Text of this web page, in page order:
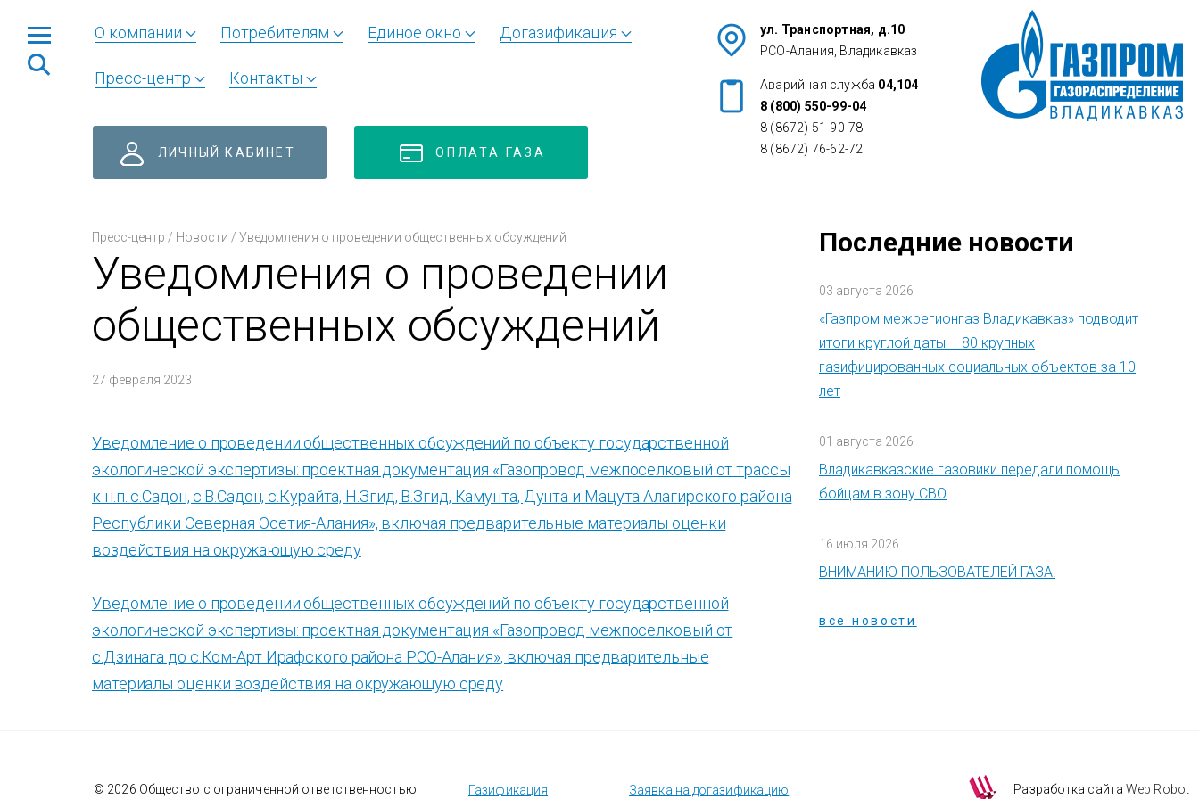
О компании Потребителям Единое окно Догазификация
Пресс-центр Контакты
ЛИЧНЫЙ КАБИНЕТ ОПЛАТА ГАЗА
ул. Транспортная, д.10
РСО-Алания, Владикавказ
Аварийная служба 04,104
8 (800) 550-99-04
8 (8672) 51-90-78
8 (8672) 76-62-72
Пресс-центр / Новости / Уведомления о проведении общественных обсуждений
Уведомления о проведении
общественных обсуждений
27 февраля 2023
Уведомление о проведении общественных обсуждений по объекту государственной
экологической экспертизы: проектная документация «Газопровод межпоселковый от трассы
к н.п. с.Садон, с.В.Садон, с.Курайта, Н.Згид, В.Згид, Камунта, Дунта и Мацута Алагирского района
Республики Северная Осетия-Алания», включая предварительные материалы оценки
воздействия на окружающую среду
Уведомление о проведении общественных обсуждений по объекту государственной
экологической экспертизы: проектная документация «Газопровод межпоселковый от
с.Дзинага до с.Ком-Арт Ирафского района РСО-Алания», включая предварительные
материалы оценки воздействия на окружающую среду
Последние новости
03 августа 2026
«Газпром межрегионгаз Владикавказ» подводит
итоги круглой даты – 80 крупных
газифицированных социальных объектов за 10
лет
01 августа 2026
Владикавказские газовики передали помощь
бойцам в зону СВО
16 июля 2026
ВНИМАНИЮ ПОЛЬЗОВАТЕЛЕЙ ГАЗА!
все новости
© 2026 Общество с ограниченной ответственностью Газификация Заявка на догазификацию Разработка сайтаWeb Robot